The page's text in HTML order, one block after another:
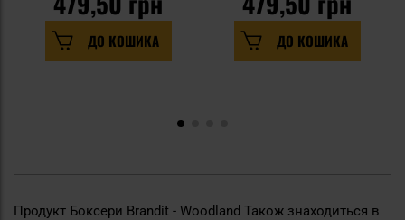
ДО КОШИКА ДО КОШИКА
Продукт Боксери Brandit - Woodland Також знаходиться в